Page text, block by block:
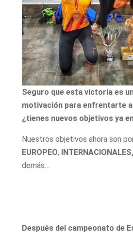
Seguro que esta victoria es
motivación para enfrentarte
¿tienes nuevos objetivos ya
Nuestros objetivos ahora son
EUROPEO, INTERNACIONALES,
demás…
Después del campeonato de